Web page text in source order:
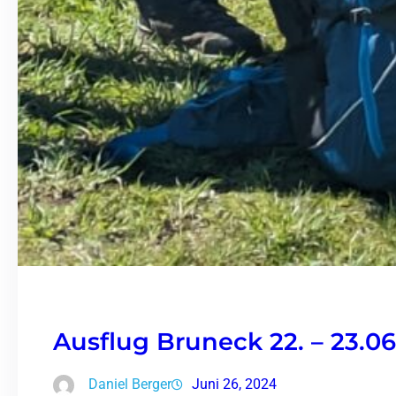
Ausflug Bruneck 22. –
Daniel Berger Juni 26, 2024